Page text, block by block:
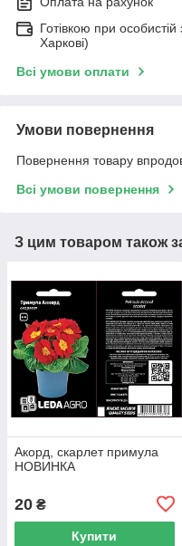
Готівкою при особистій
Харкові)
Всі умови оплати
Умови повернення
Повернення товару
Всі умови повернення
З цим товаром також
Акорд, скарлет примула
НОВИНКА
20 ₴
Купити